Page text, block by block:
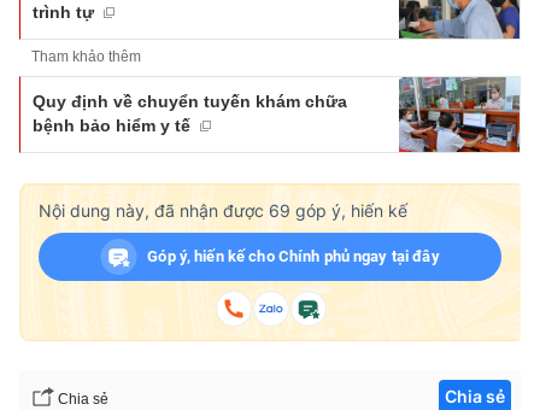
trình tự
Tham khảo thêm
Quy định về chuyển tuyến khám chữa
bệnh bảo hiểm y tế
Nội dung này, đã nhận được 69 góp ý, hiến kế
Góp ý, hiến kế cho Chính phủ ngay tại đây
Chia sẻ Chia sẻ